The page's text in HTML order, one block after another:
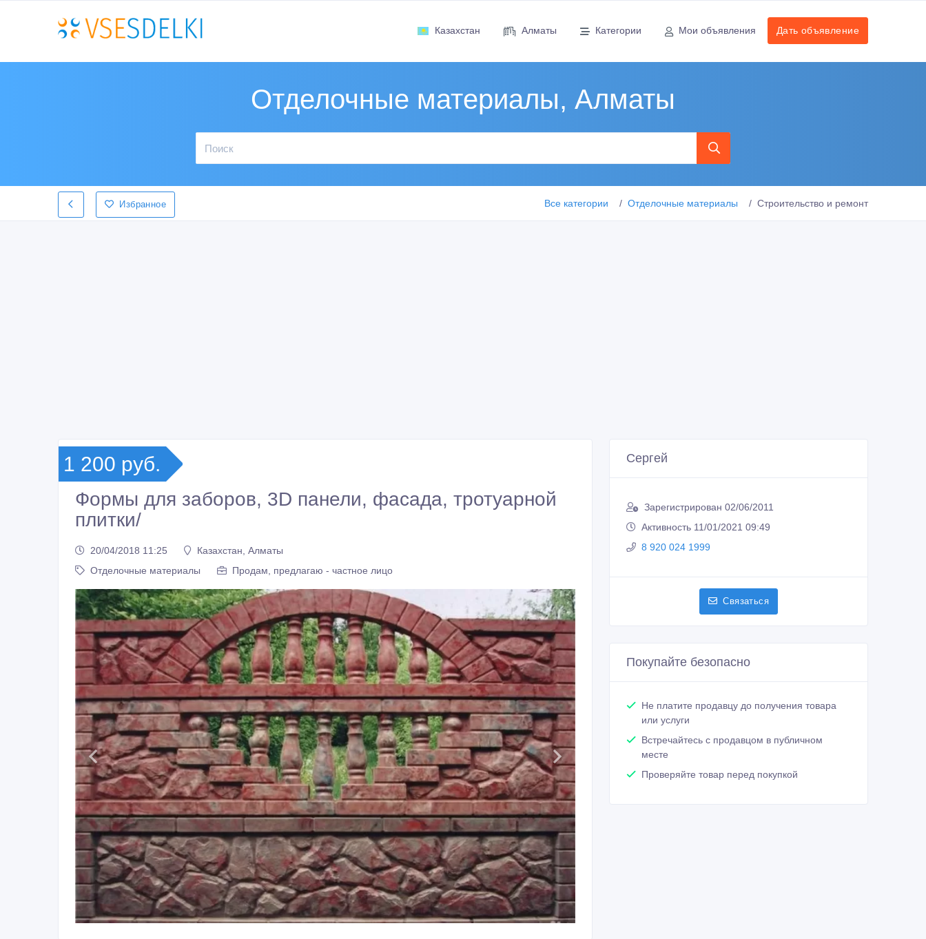
Казахстан Алматы Категории Мои объявления Дать объявление
Отделочные материалы, Алматы
Избранное Все категории Отделочные материалы Строительство и ремонт
1 200 руб.
Формы для заборов, 3D панели, фасада, тротуарной
плитки/
20/04/2018 11:25
Казахстан, Алматы
Отделочные материалы
Продам, предлагаю - частное лицо
Сергей
Зарегистрирован 02/06/2011
Активность 11/01/2021 09:49
8 920 024 1999
Связаться
Покупайте безопасно
Не платите продавцу до получения товара
или услуги
Встречайтесь с продавцом в публичном
месте
Проверяйте товар перед покупкой